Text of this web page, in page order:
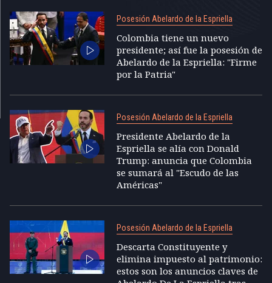
Posesión Abelardo de la Espriella
Colombia tiene un nuevo
presidente; así fue la posesión de
Abelardo de la Espriella: "Firme
por la Patria"
Posesión Abelardo de la Espriella
Presidente Abelardo de la
Espriella se alía con Donald
Trump: anuncia que Colombia
se sumará al "Escudo de las
Américas"
Posesión Abelardo de la Espriella
Descarta Constituyente y
elimina impuesto al patrimonio:
estos son los anuncios claves de